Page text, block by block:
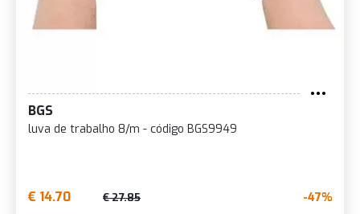
BGS
luva de trabalho 8/m - código BGS9949
€ 14.70 € 27.85 -47%